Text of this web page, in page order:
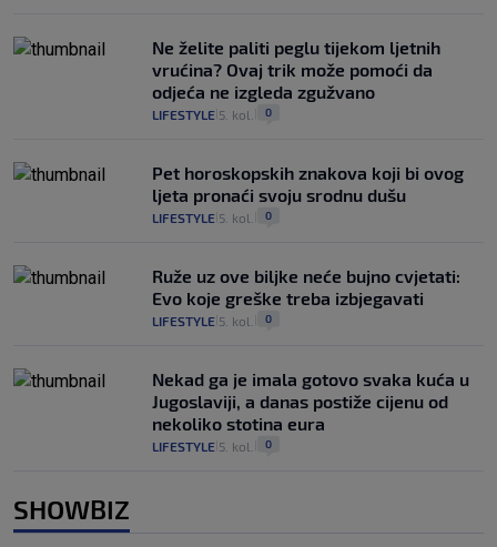
Ne želite paliti peglu tijekom ljetnih
vrućina? Ovaj trik može pomoći da
odjeća ne izgleda zgužvano
LIFESTYLE 5. kol. 0
Pet horoskopskih znakova koji bi ovog
ljeta pronaći svoju srodnu dušu
LIFESTYLE 5. kol. 0
Ruže uz ove biljke neće bujno cvjetati:
Evo koje greške treba izbjegavati
LIFESTYLE 5. kol. 0
Nekad ga je imala gotovo svaka kuća u
Jugoslaviji, a danas postiže cijenu od
nekoliko stotina eura
LIFESTYLE 5. kol. 0
SHOWBIZ